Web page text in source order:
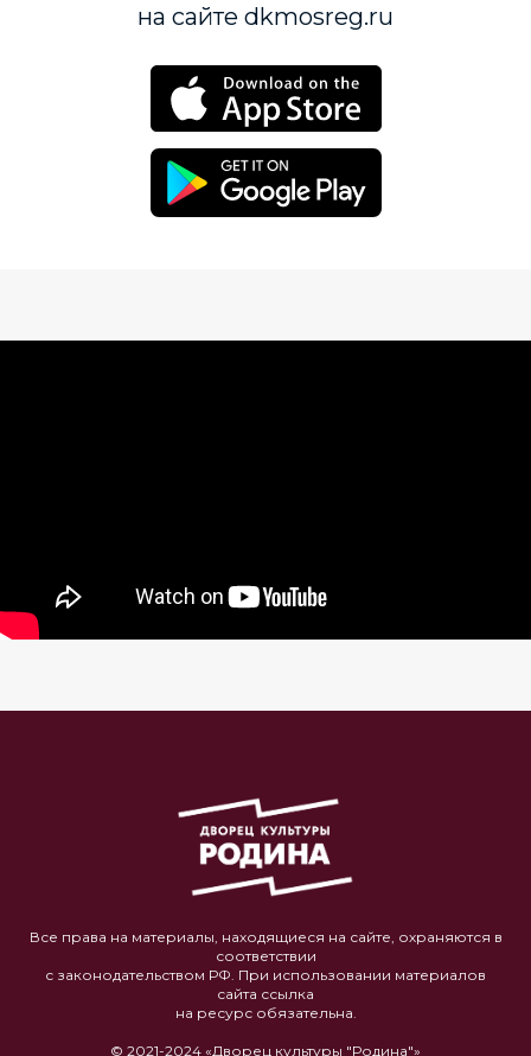
на сайте dkmosreg.ru
Все права на материалы, находящиеся на сайте, охраняются в
соответствии
с законодательством РФ. При использовании материалов
сайта ссылка
на ресурс обязательна.
© 2021-2024 «Дворец культуры "Родина"»